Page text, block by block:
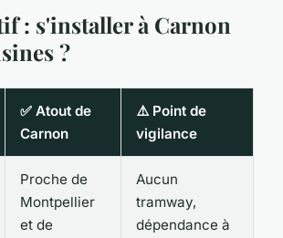
: s'installer à Carnon
?
✅ Atout de
Carnon
⚠️ Point de
vigilance
Proche de
Montpellier
et de
Aucun
tramway,
dépendance à